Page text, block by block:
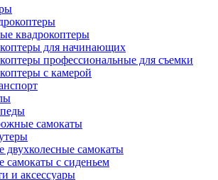
квадрокоптеры
для начинающих
профессиональные для съемки
с камерой
самокаты
двухколесные самокаты
самокаты с сиденьем
и аксессуары